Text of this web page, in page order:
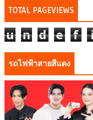
TOTAL PAGEVIEWS
u n d e f
รถไฟฟ้าสายสีแดง